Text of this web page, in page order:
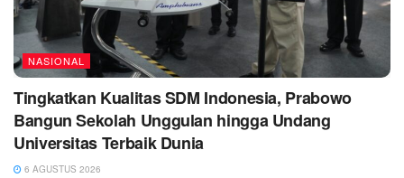
NASIONAL
Tingkatkan Kualitas SDM Indonesia, Prabowo
Bangun Sekolah Unggulan hingga Undang
Universitas Terbaik Dunia
6 AGUSTUS 2026